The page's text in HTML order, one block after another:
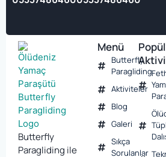
Butterfly
Paragliding ile
Menü
Butterfly
Paragliding
Aktiviteler
Blog
Galeri
Sıkça
Sorulanlar